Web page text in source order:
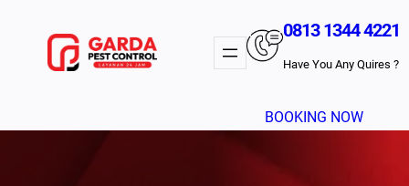
0813 1344 4221
Have You Any Quires ?
BOOKING NOW